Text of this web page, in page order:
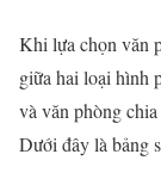
Khi lựa chọn văn
giữa hai loại hình
và văn phòng
Dưới đây là bảng